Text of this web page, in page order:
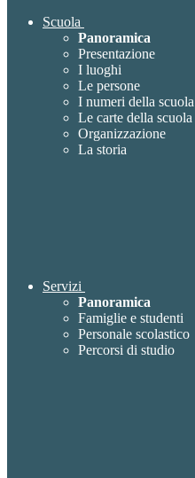
Scuola
Panoramica
Presentazione
I luoghi
Le persone
I numeri della scuola
Le carte della scuola
Organizzazione
La storia
Servizi
Panoramica
Famiglie e studenti
Personale scolastico
Percorsi di studio